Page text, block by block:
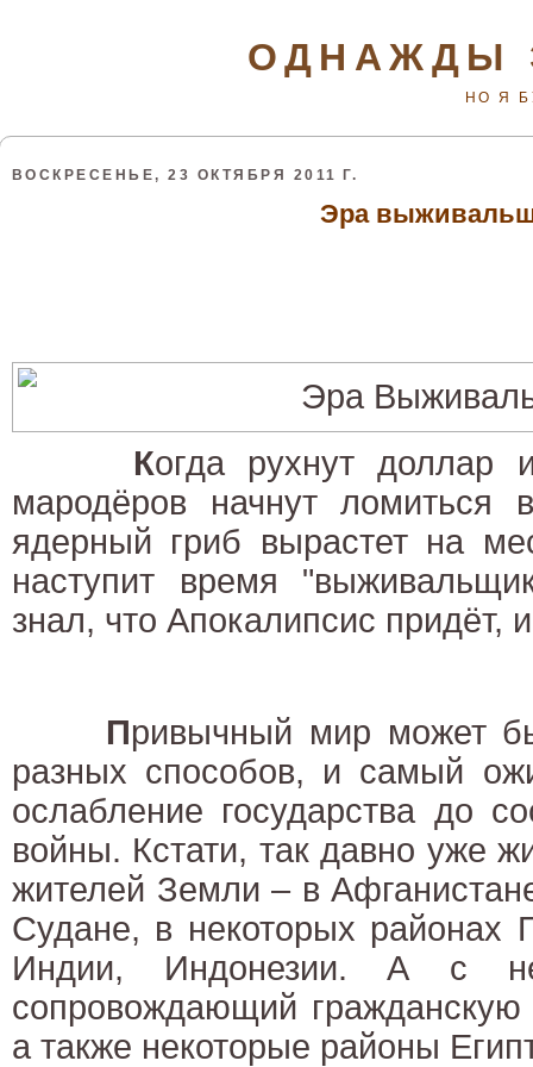
ОДНАЖДЫ
НО Я
ВОСКРЕСЕНЬЕ, 23 ОКТЯБРЯ 2011 Г.
Эра
Когда рухнут доллар
мародёров начнут ломиться
ядерный гриб вырастет на
наступит время
знал, что Апокалипсис придёт,
Привычный мир может
разных способов, и самый
ослабление государства до
войны. Кстати, так давно уже
жителей Земли – в
Судане, в некоторых районах
Индии, Индонезии. А с
сопровождающий гражданскую
а также некоторые районы